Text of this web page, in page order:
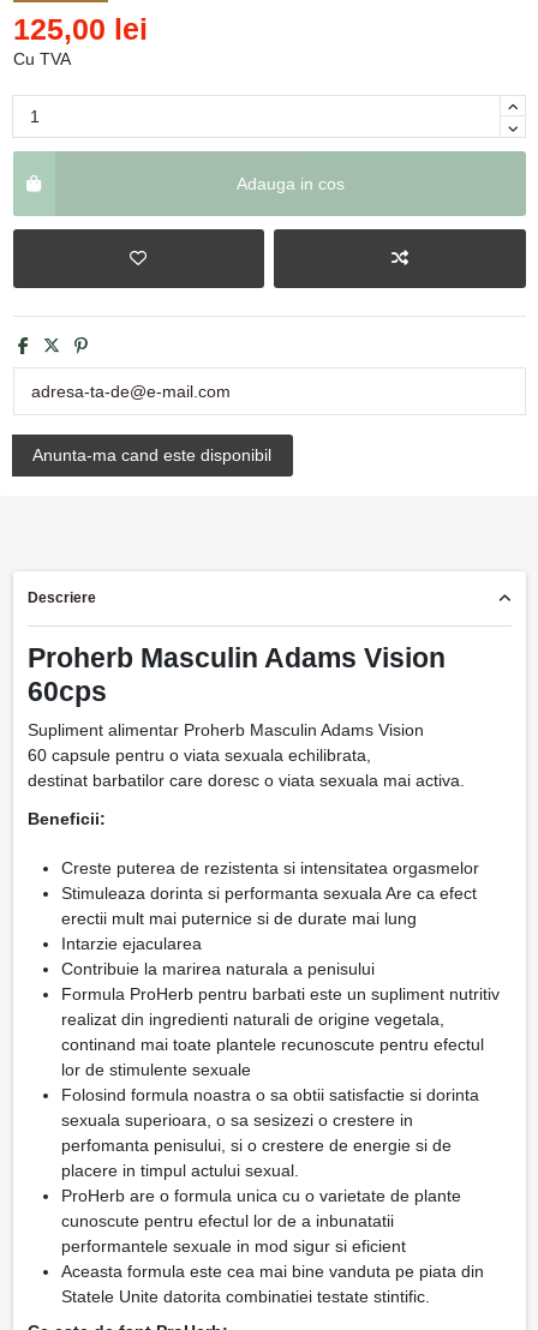
125,00 lei
Cu TVA
Adauga in cos
Descriere
Proherb Masculin Adams Vision
60cps
Supliment alimentar Proherb Masculin Adams Vision
60 capsule pentru o viata sexuala echilibrata,
destinat barbatilor care doresc o viata sexuala mai activa.
Beneficii:
Creste puterea de rezistenta si intensitatea orgasmelor
Stimuleaza dorinta si performanta sexuala Are ca efect
erectii mult mai puternice si de durate mai lung
Intarzie ejacularea
Contribuie la marirea naturala a penisului
Formula ProHerb pentru barbati este un supliment nutritiv
realizat din ingredienti naturali de origine vegetala,
continand mai toate plantele recunoscute pentru efectul
lor de stimulente sexuale
Folosind formula noastra o sa obtii satisfactie si dorinta
sexuala superioara, o sa sesizezi o crestere in
perfomanta penisului, si o crestere de energie si de
placere in timpul actului sexual.
ProHerb are o formula unica cu o varietate de plante
cunoscute pentru efectul lor de a inbunatatii
performantele sexuale in mod sigur si eficient
Aceasta formula este cea mai bine vanduta pe piata din
Statele Unite datorita combinatiei testate stintific.